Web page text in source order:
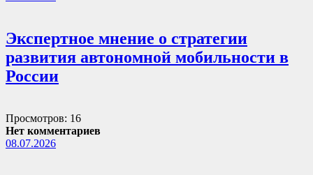
Экспертное мнение о стратегии
развития автономной мобильности в
России
Просмотров: 16
Нет комментариев
08.07.2026